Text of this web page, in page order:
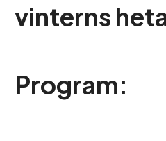
vinterns
Program: